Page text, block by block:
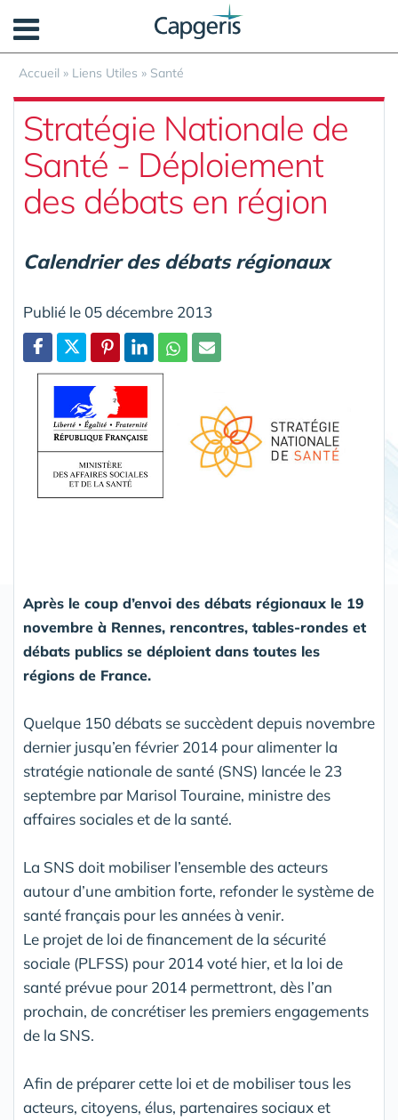
Accueil » Liens Utiles » Santé
Stratégie Nationale de
Santé - Déploiement
des débats en région
Calendrier des débats régionaux
Publié le 05 décembre 2013
Partager
Après le coup d’envoi des débats régionaux le 19
novembre à Rennes, rencontres, tables-rondes et
débats publics se déploient dans toutes les
régions de France.
Quelque 150 débats se succèdent depuis novembre
dernier jusqu’en février 2014 pour alimenter la
stratégie nationale de santé (SNS) lancée le 23
septembre par Marisol Touraine, ministre des
affaires sociales et de la santé.
La SNS doit mobiliser l’ensemble des acteurs
autour d’une ambition forte, refonder le système de
santé français pour les années à venir.
Le projet de loi de financement de la sécurité
sociale (PLFSS) pour 2014 voté hier, et la loi de
santé prévue pour 2014 permettront, dès l’an
prochain, de concrétiser les premiers engagements
de la SNS.
Afin de préparer cette loi et de mobiliser tous les
acteurs, citoyens, élus, partenaires sociaux et
Panneau de gestion des cookies